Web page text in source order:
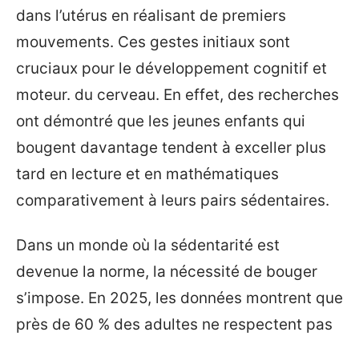
dans l’utérus en réalisant de premiers
mouvements. Ces gestes initiaux sont
cruciaux pour le développement cognitif et
moteur. du cerveau. En effet, des recherches
ont démontré que les jeunes enfants qui
bougent davantage tendent à exceller plus
tard en lecture et en mathématiques
comparativement à leurs pairs sédentaires.
Dans un monde où la sédentarité est
devenue la norme, la nécessité de bouger
s’impose. En 2025, les données montrent que
près de 60 % des adultes ne respectent pas